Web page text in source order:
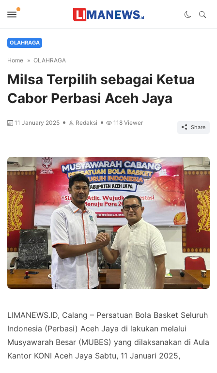
OLAHRAGA
Home OLAHRAGA
Milsa Terpilih sebagai Ketua
Cabor Perbasi Aceh Jaya
11 January 2025 Redaksi 118 Viewer
Share
LIMANEWS.ID, Calang – Persatuan Bola Basket Seluruh
Indonesia (Perbasi) Aceh Jaya di lakukan melalui
Musyawarah Besar (MUBES) yang dilaksanakan di Aula
Kantor KONI Aceh Jaya Sabtu, 11 Januari 2025,